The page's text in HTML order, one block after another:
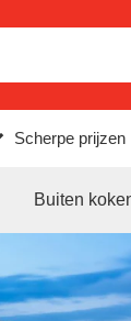
Scherpe prijzen
Buiten